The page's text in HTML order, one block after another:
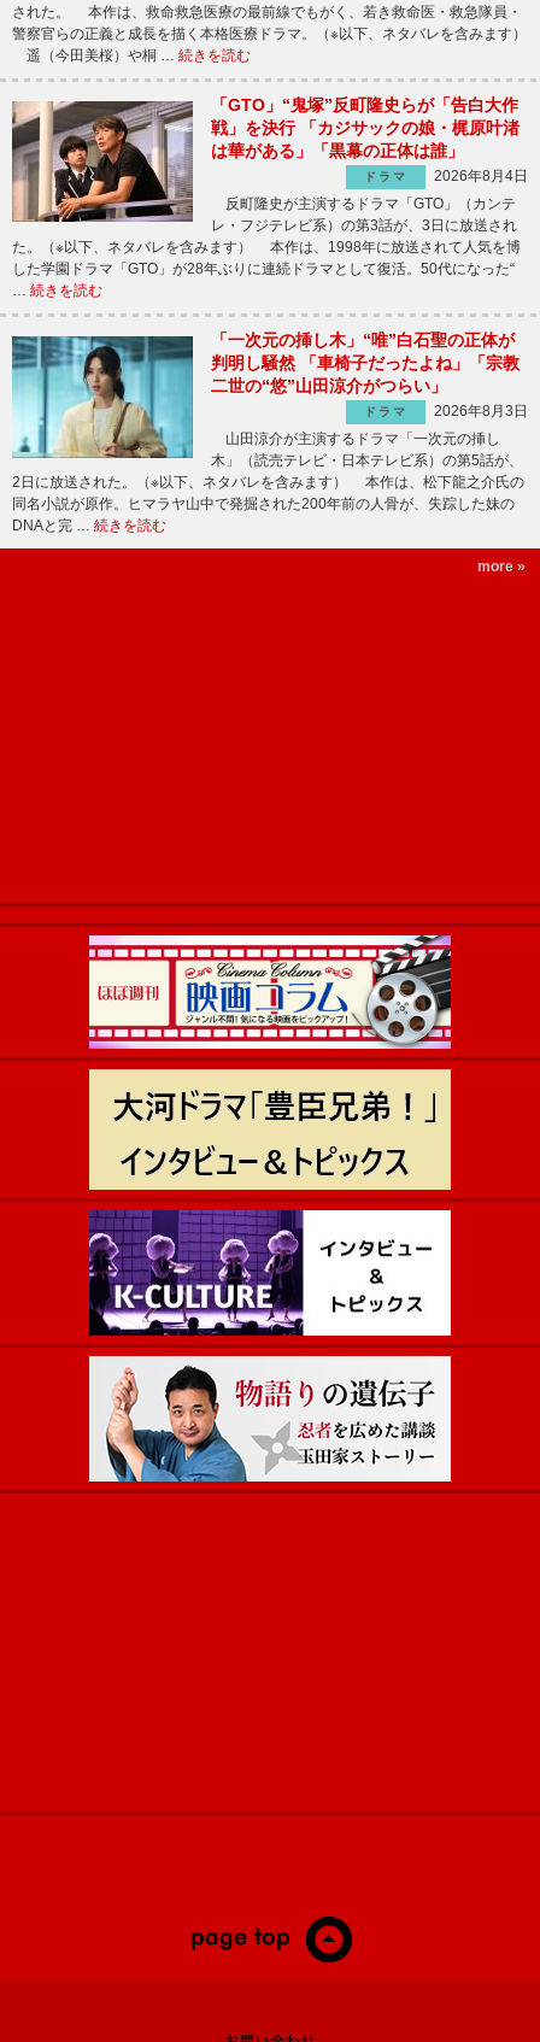
された。 本作は、救命救急医療の最前線でもがく、若き救命医・救急隊員・
警察官らの正義と成長を描く本格医療ドラマ。（※以下、ネタバレを含みます）
遥（今田美桜）や桐 … 続きを読む
「GTO」“鬼塚”反町隆史らが「告白大作
戦」を決行 「カジサックの娘・梶原叶渚
は華がある」「黒幕の正体は誰」
ドラマ
2026年8月4日
反町隆史が主演するドラマ「GTO」（カンテ
レ・フジテレビ系）の第3話が、3日に放送され
た。（※以下、ネタバレを含みます） 本作は、1998年に放送されて人気を博
した学園ドラマ「GTO」が28年ぶりに連続ドラマとして復活。50代になった“
続きを読む
「一次元の挿し木」“唯”白石聖の正体が
判明し騒然 「車椅子だったよね」「宗教
二世の“悠”山田涼介がつらい」
ドラマ
2026年8月3日
山田涼介が主演するドラマ「一次元の挿し
木」（読売テレビ・日本テレビ系）の第5話が、
2日に放送された。（※以下、ネタバレを含みます） 本作は、松下龍之介氏の
同名小説が原作。ヒマラヤ山中で発掘された200年前の人骨が、失踪した妹の
DNAと完 … 続きを読む
more »